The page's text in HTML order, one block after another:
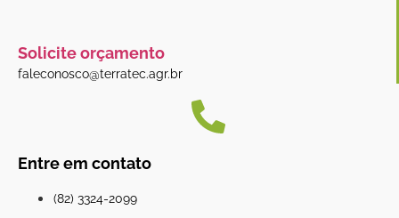
Solicite orçamento
faleconosco@terratec.agr.br
Entre em contato
(82) 3324-2099